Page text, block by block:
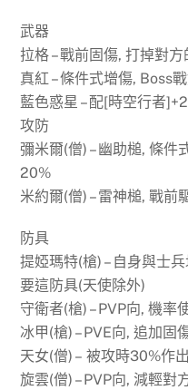
武器
拉格 – 戰前固傷, 打掉對
真紅 – 條件式增傷, Boss
藍色惑星 – 配[時空行者
攻防
彌米爾(僧) – 幽助槌, 條
20%
米約爾(僧) – 雷神槌, 戰前
防具
提婭瑪特(槍) – 自身與士
要這防具(天使除外)
守衛者(槍) – PVP向, 機率
冰甲(槍) – PVE向, 追加固
天女(僧) – 被攻時30%作
旋雲(僧) – PVP向, 減輕